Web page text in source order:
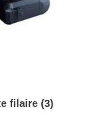
filaire (3)